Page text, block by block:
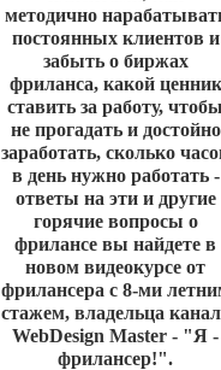
методично
постоянных клиентов и
забыть о биржах
фриланса, какой ценник
ставить за работу,
не прогадать и достойно
заработать, сколько
в день нужно работать -
ответы на эти и другие
горячие вопросы о
фрилансе вы найдете в
новом видеокурсе от
фрилансера с 8-ми
стажем, владельца
WebDesign Master - "Я -
фрилансер!".